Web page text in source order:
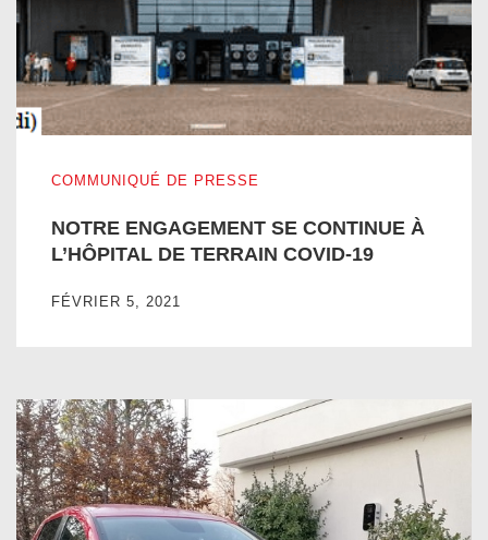
COMMUNIQUÉ DE PRESSE
NOTRE ENGAGEMENT SE CONTINUE À
L’HÔPITAL DE TERRAIN COVID-19
FÉVRIER 5, 2021